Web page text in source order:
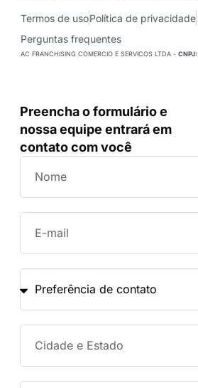
Termos de usoPolítica de privacidade
Perguntas frequentes
AC FRANCHISING COMERCIO E SERVICOS LTDA - CNPJ:
Preencha o formulário e
nossa equipe entrará em
contato com você